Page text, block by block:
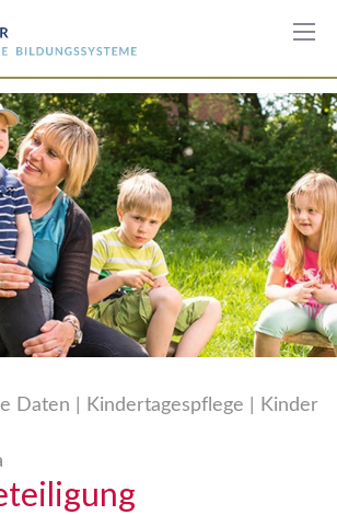
Daten | Kindertagespflege | Kinder